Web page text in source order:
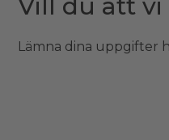
Lämna dina uppgifter